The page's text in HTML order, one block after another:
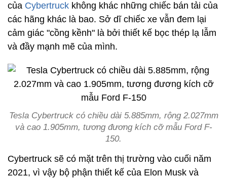
của Cybertruck không khác những chiếc bán tải của
các hãng khác là bao. Sở dĩ chiếc xe vẫn đem lại
cảm giác "cồng kềnh" là bởi thiết kế bọc thép lạ lẫm
và đầy mạnh mẽ của mình.
Tesla Cybertruck có chiều dài 5.885mm, rộng 2.027mm
và cao 1.905mm, tương đương kích cỡ mẫu Ford F-
150.
Cybertruck sẽ có mặt trên thị trường vào cuối năm
2021, vì vậy bộ phận thiết kế của Elon Musk và